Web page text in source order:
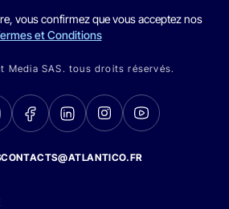
vous confirmez que vous acceptez nos
et Conditions
Media SAS. tous droits réservés.